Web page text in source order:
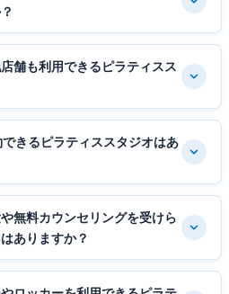
舗も利用できるピラティスス
きるピラティススタジオはあ
無料カウンセリングを受けら
ありますか？